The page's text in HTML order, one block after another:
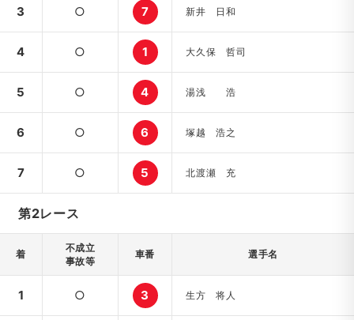
3 ○ 7 新井 日和
4 ○ 1 大久保 哲司
5 ○ 4 湯浅 浩
6 ○ 6 塚越 浩之
7 ○ 5 北渡瀬 充
第2レース
着
不成立
事故等
車番 選手名
1 ○ 3 生方 将人